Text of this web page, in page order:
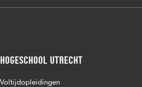
Hogeschool Utrecht
Voltijdopleidingen